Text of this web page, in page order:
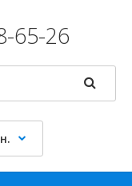
65-26